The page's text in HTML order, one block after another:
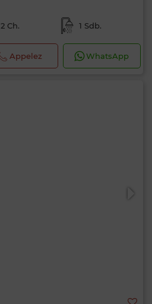
2 Ch. 1 Sdb.
Appelez WhatsApp